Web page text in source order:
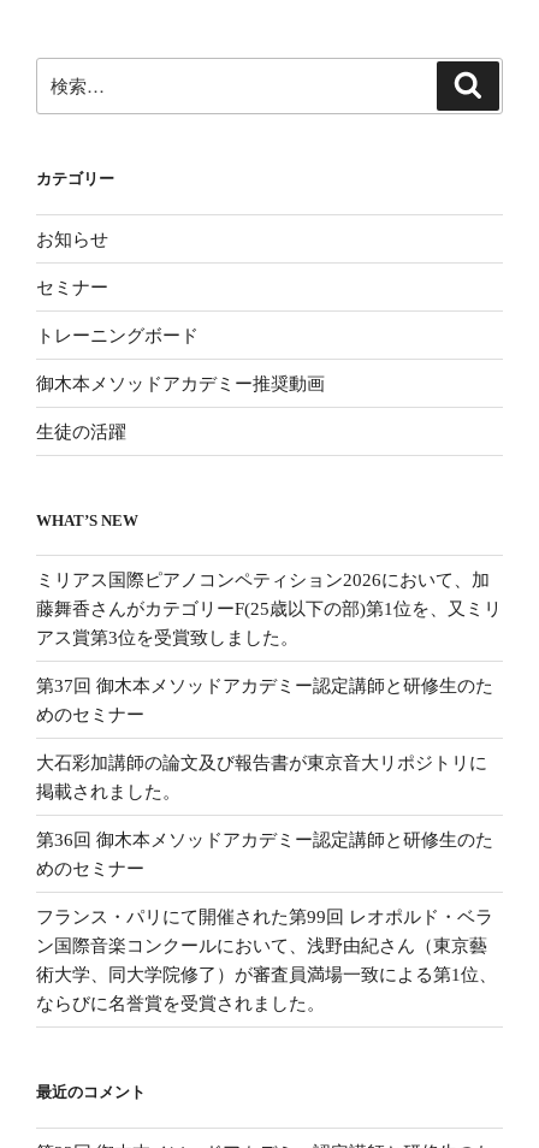
ー
シ
索:
カテゴリー
お知らせ
セミナー
トレーニングボード
御木本メソッドアカデミー推奨動画
生徒の活躍
WHAT’S NEW
ミリアス国際ピアノコンペティション2026において、加
藤舞香さんがカテゴリーF(25歳以下の部)第1位を、又ミリ
アス賞第3位を受賞致しました。
第37回 御木本メソッドアカデミー認定講師と研修生のた
めのセミナー
大石彩加講師の論文及び報告書が東京音大リポジトリに
掲載されました。
第36回 御木本メソッドアカデミー認定講師と研修生のた
めのセミナー
フランス・パリにて開催された第99回 レオポルド・ベラ
ン国際音楽コンクールにおいて、浅野由紀さん（東京藝
術大学、同大学院修了）が審査員満場一致による第1位、
ならびに名誉賞を受賞されました。
最近のコメント